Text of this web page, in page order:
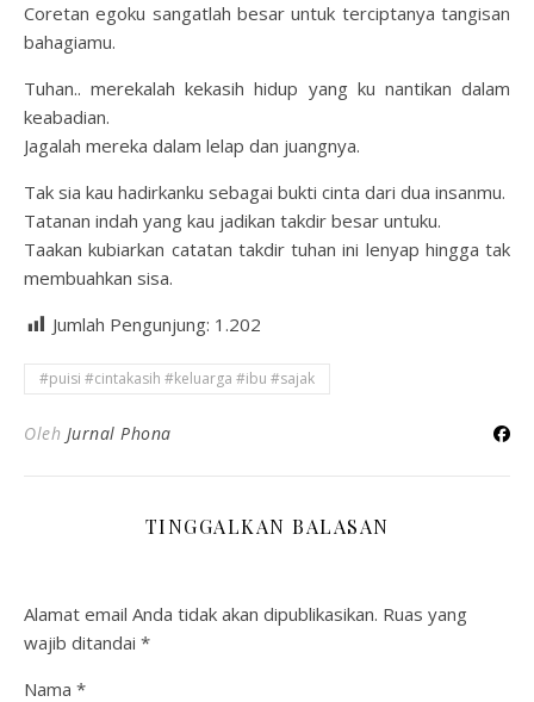
Coretan egoku sangatlah besar untuk terciptanya tangisan
bahagiamu.
Tuhan.. merekalah kekasih hidup yang ku nantikan dalam
keabadian.
Jagalah mereka dalam lelap dan juangnya.
Tak sia kau hadirkanku sebagai bukti cinta dari dua insanmu.
Tatanan indah yang kau jadikan takdir besar untuku.
Taakan kubiarkan catatan takdir tuhan ini lenyap hingga tak
membuahkan sisa.
Jumlah Pengunjung: 1.202
#puisi #cintakasih #keluarga #ibu #sajak
Oleh Jurnal Phona
TINGGALKAN BALASAN
Alamat email Anda tidak akan dipublikasikan. Ruas yang
wajib ditandai *
Nama *